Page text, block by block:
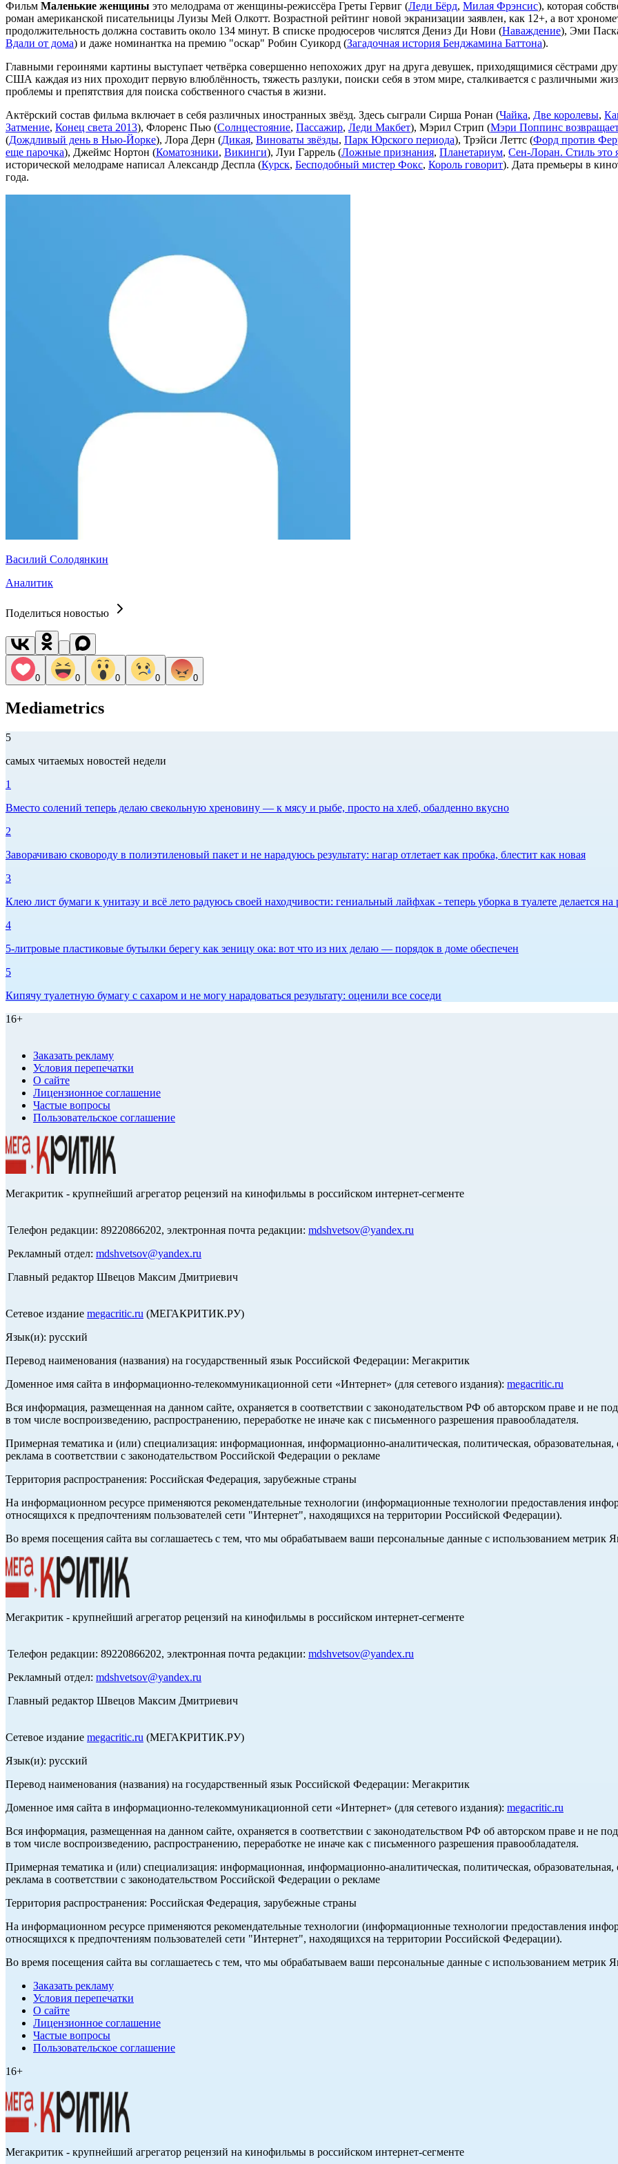
Фильм Маленькие женщины это мелодрама от женщины-режиссёра Греты Гервиг (Леди Бёрд, Милая Фрэнсис), которая
роман американской писательницы Луизы Мей Олкотт. Возрастной рейтинг новой экранизации заявлен, как 12+, а вот
продолжительность должна составить около 134 минут. В списке продюсеров числятся Дениз Ди Нови (Наваждение), Эми
Вдали от дома) и даже номинантка на премию "оскар" Робин Суикорд (Загадочная история Бенджамина Баттона).
Главными героинями картины выступает четвёрка совершенно непохожих друг на друга девушек, приходящимися сёстрами
США каждая из них проходит первую влюблённость, тяжесть разлуки, поиски себя в этом мире, сталкивается с различными
проблемы и препятствия для поиска собственного счастья в жизни.
Актёрский состав фильма включает в себя различных иностранных звёзд. Здесь сыграли Сирша Ронан (Чайка, Две королевы,
Затмение, Конец света 2013), Флоренс Пью (Солнцестояние, Пассажир, Леди Макбет), Мэрил Стрип (Мэри Поппинс
(Дождливый день в Нью-Йорке), Лора Дерн (Дикая, Виноваты звёзды, Парк Юрского периода), Трэйси Леттс (Форд против
еще парочка), Джеймс Нортон (Коматозники, Викинги), Луи Гаррель (Ложные признания, Планетариум, Сен-Лоран. Стиль это
исторической мелодраме написал Александр Деспла (Курск, Бесподобный мистер Фокс, Король говорит). Дата премьеры в
года.
Василий Солодянкин
Аналитик
Поделиться новостью
0 0 0 0 0
Mediametrics
5
самых читаемых новостей недели
1
Вместо солений теперь делаю свекольную хреновину — к мясу и рыбе, просто на хлеб, обалденно вкусно
2
Заворачиваю сковороду в полиэтиленовый пакет и не нарадуюсь результату: нагар отлетает как пробка, блестит как новая
3
Клею лист бумаги к унитазу и всё лето радуюсь своей находчивости: гениальный лайфхак - теперь уборка в туалете делается на
4
5-литровые пластиковые бутылки берегу как зеницу ока: вот что из них делаю — порядок в доме обеспечен
5
Кипячу туалетную бумагу с сахаром и не могу нарадоваться результату: оценили все соседи
16+
Заказать рекламу
Условия перепечатки
О сайте
Лицензионное соглашение
Частые вопросы
Пользовательское соглашение
Мегакритик - крупнейший агрегатор рецензий на кинофильмы в российском интернет-сегменте
Телефон редакции: 89220866202, электронная почта редакции: mdshvetsov@yandex.ru
Рекламный отдел: mdshvetsov@yandex.ru
Главный редактор Швецов Максим Дмитриевич
Сетевое издание megacritic.ru (МЕГАКРИТИК.РУ)
Язык(и): русский
Перевод наименования (названия) на государственный язык Российской Федерации: Мегакритик
Доменное имя сайта в информационно-телекоммуникационной сети «Интернет» (для сетевого издания): megacritic.ru
Вся информация, размещенная на данном сайте, охраняется в соответствии с законодательством РФ об авторском праве и не
в том числе воспроизведению, распространению, переработке не иначе как с письменного разрешения правообладателя.
Примерная тематика и (или) специализация: информационная, информационно-аналитическая, политическая, образовательная,
реклама в соответствии с законодательством Российской Федерации о рекламе
Территория распространения: Российская Федерация, зарубежные страны
На информационном ресурсе применяются рекомендательные технологии (информационные технологии предоставления
относящихся к предпочтениям пользователей сети "Интернет", находящихся на территории Российской Федерации).
Во время посещения сайта вы соглашаетесь с тем, что мы обрабатываем ваши персональные данные с использованием метрик
Мегакритик - крупнейший агрегатор рецензий на кинофильмы в российском интернет-сегменте
Телефон редакции: 89220866202, электронная почта редакции: mdshvetsov@yandex.ru
Рекламный отдел: mdshvetsov@yandex.ru
Главный редактор Швецов Максим Дмитриевич
Сетевое издание megacritic.ru (МЕГАКРИТИК.РУ)
Язык(и): русский
Перевод наименования (названия) на государственный язык Российской Федерации: Мегакритик
Доменное имя сайта в информационно-телекоммуникационной сети «Интернет» (для сетевого издания): megacritic.ru
Вся информация, размещенная на данном сайте, охраняется в соответствии с законодательством РФ об авторском праве и не
в том числе воспроизведению, распространению, переработке не иначе как с письменного разрешения правообладателя.
Примерная тематика и (или) специализация: информационная, информационно-аналитическая, политическая, образовательная,
реклама в соответствии с законодательством Российской Федерации о рекламе
Территория распространения: Российская Федерация, зарубежные страны
На информационном ресурсе применяются рекомендательные технологии (информационные технологии предоставления
относящихся к предпочтениям пользователей сети "Интернет", находящихся на территории Российской Федерации).
Во время посещения сайта вы соглашаетесь с тем, что мы обрабатываем ваши персональные данные с использованием метрик
Заказать рекламу
Условия перепечатки
О сайте
Лицензионное соглашение
Частые вопросы
Пользовательское соглашение
16+
Мегакритик - крупнейший агрегатор рецензий на кинофильмы в российском интернет-сегменте